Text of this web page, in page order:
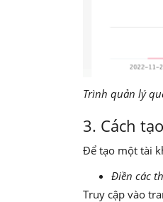
Trình quản lý
3. Cách
Để tạo một tài
Điền các
Truy cập vào